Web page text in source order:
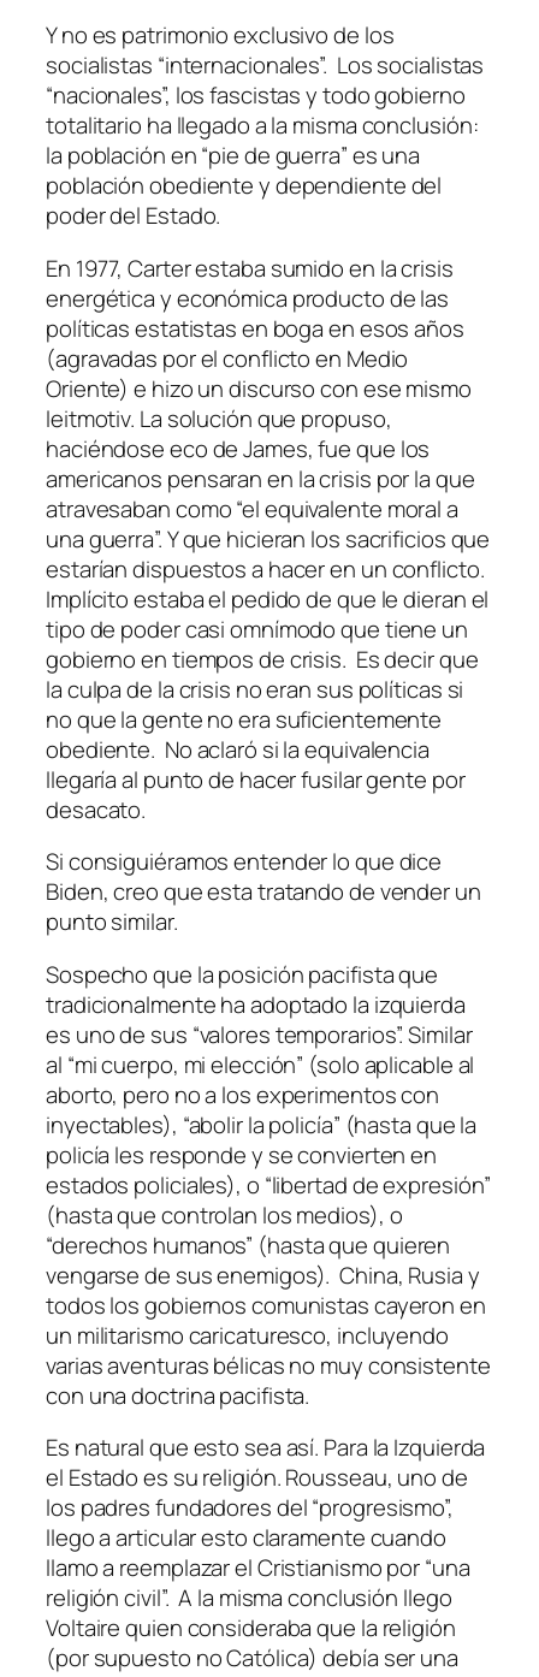
Y no es patrimonio exclusivo de los
socialistas “internacionales”. Los socialistas
“nacionales”, los fascistas y todo gobierno
totalitario ha llegado a la misma conclusión:
la población en “pie de guerra” es una
población obediente y dependiente del
poder del Estado.
En 1977, Carter estaba sumido en la crisis
energética y económica producto de las
políticas estatistas en boga en esos años
(agravadas por el conflicto en Medio
Oriente) e hizo un discurso con ese mismo
leitmotiv. La solución que propuso,
haciéndose eco de James, fue que los
americanos pensaran en la crisis por la que
atravesaban como “el equivalente moral a
una guerra”. Y que hicieran los sacrificios que
estarían dispuestos a hacer en un conflicto.
Implícito estaba el pedido de que le dieran el
tipo de poder casi omnímodo que tiene un
gobierno en tiempos de crisis. Es decir que
la culpa de la crisis no eran sus políticas si
no que la gente no era suficientemente
obediente. No aclaró si la equivalencia
llegaría al punto de hacer fusilar gente por
desacato.
Si consiguiéramos entender lo que dice
Biden, creo que esta tratando de vender un
punto similar.
Sospecho que la posición pacifista que
tradicionalmente ha adoptado la izquierda
es uno de sus “valores temporarios”. Similar
al “mi cuerpo, mi elección” (solo aplicable al
aborto, pero no a los experimentos con
inyectables), “abolir la policía” (hasta que la
policía les responde y se convierten en
estados policiales), o “libertad de expresión”
(hasta que controlan los medios), o
“derechos humanos” (hasta que quieren
vengarse de sus enemigos). China, Rusia y
todos los gobiernos comunistas cayeron en
un militarismo caricaturesco, incluyendo
varias aventuras bélicas no muy consistente
con una doctrina pacifista.
Es natural que esto sea así. Para la Izquierda
el Estado es su religión. Rousseau, uno de
los padres fundadores del “progresismo”,
llego a articular esto claramente cuando
llamo a reemplazar el Cristianismo por “una
religión civil”. A la misma conclusión llego
Voltaire quien consideraba que la religión
(por supuesto no Católica) debía ser una